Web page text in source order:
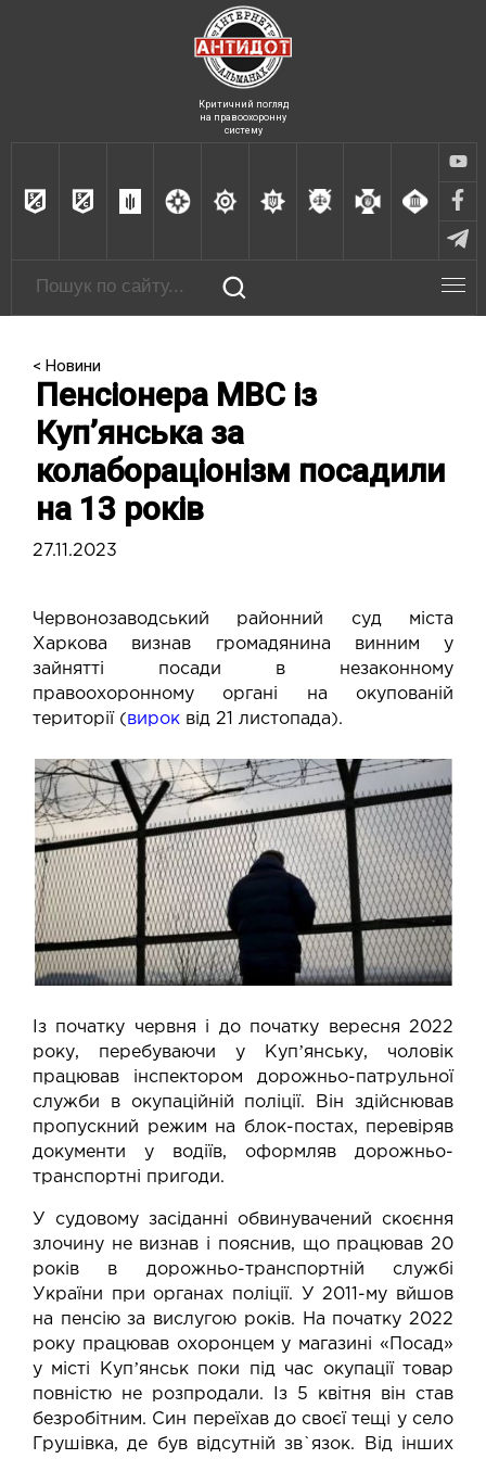
Критичний погляд
на правоохоронну
систему
< Новини
Пенсіонера МВС із
Купʼянська за
колабораціонізм посадили
на 13 років
27.11.2023
Червонозаводський районний суд міста
Харкова визнав громадянина винним у
зайнятті посади в незаконному
правоохоронному органі на окупованій
території (вирок від 21 листопада).
Із початку червня і до початку вересня 2022
року, перебуваючи у Купʼянську, чоловік
працював інспектором дорожньо-патрульної
служби в окупаційній поліції. Він здійснював
пропускний режим на блок-постах, перевіряв
документи у водіїв, оформляв дорожньо-
транспортні пригоди.
У судовому засіданні обвинувачений скоєння
злочину не визнав і пояснив, що працював 20
років в дорожньо-транспортній службі
України при органах поліції. У 2011-му вйшов
на пенсію за вислугою років. На початку 2022
року працював охоронцем у магазині «Посад»
у місті Купʼянськ поки під час окупації товар
повністю не розпродали. Із 5 квітня він став
безробітним. Син переїхав до своєї тещі у село
Грушівка, де був відсутній зв`язок. Від інших